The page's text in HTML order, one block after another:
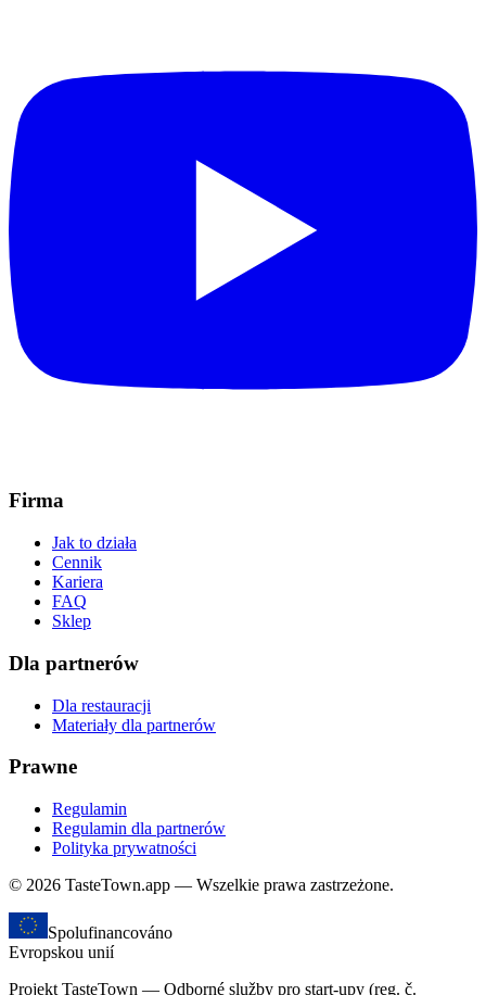
Firma
Jak to działa
Cennik
Kariera
FAQ
Sklep
Dla partnerów
Dla restauracji
Materiały dla partnerów
Prawne
Regulamin
Regulamin dla partnerów
Polityka prywatności
© 2026 TasteTown.app — Wszelkie prawa zastrzeżone.
Spolufinancováno
Evropskou unií
Projekt TasteTown — Odborné služby pro start-upy (reg. č.